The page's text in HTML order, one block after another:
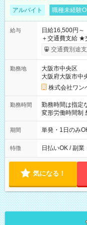
アルバイト 職種未経験
給与
日給16,500円～
＋交通費支給 ★交通費全額支給！ ★日払いOK！（規定あり） ┗
働いたその日
交通費別途
勤務地
大阪市中央区
大阪府大阪市中
株式会社ワン
勤務時間
勤務時間は指定
変形労働時間制 想定労
00～20：00
期間 単発・1日のみ
特徴 日払いOK / 副
気になる！